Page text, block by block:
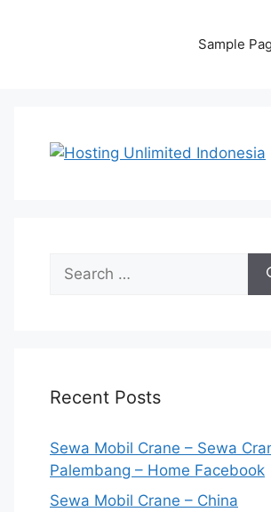
Sample
Search
for:
Recent Posts
Sewa Mobil Crane – Sewa
Palembang – Home Facebook
Sewa Mobil Crane – China